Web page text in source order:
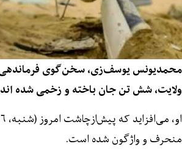
محمدیونس یوسف‌زی، سخن‌گوی فرماندهی
ولایت، شش تن جان باخته و زخمی شده
منحرف و واژگون شده است.